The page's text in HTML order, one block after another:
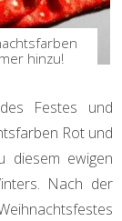
hinzu!
Festes und
Rot und
diesem ewigen
Nach der